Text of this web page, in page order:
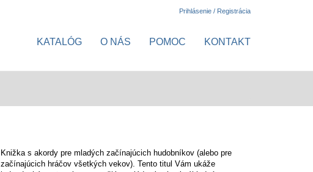
Prihlásenie / Registrácia
KATALÓG O NÁS POMOC KONTAKT
Knižka s akordy pre mladých začínajúcich hudobníkov (alebo pre
začínajúcich hráčov všetkých vekov). Tento titul Vám ukáže